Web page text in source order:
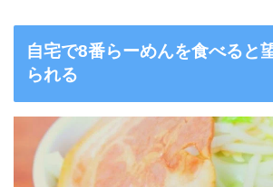
自宅で8番らーめんを食べると
られる